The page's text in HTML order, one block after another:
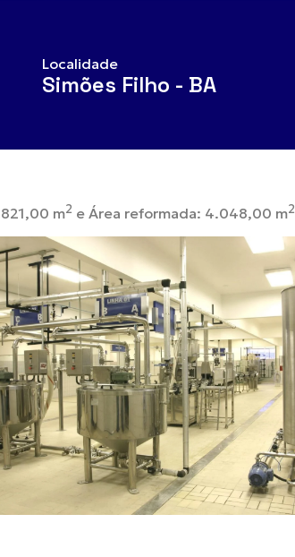
Localidade
Simões Filho - BA
m2 e Área reformada: 4.048,00 m2